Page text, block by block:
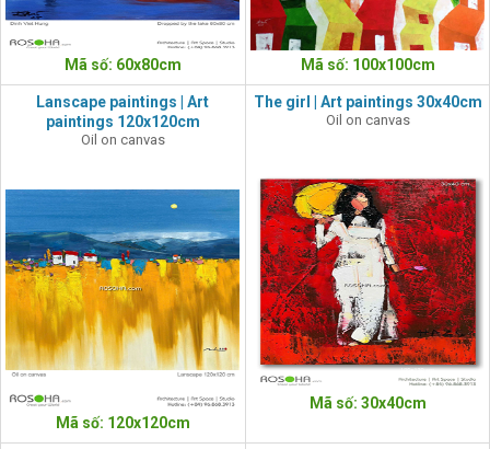
Mã số: 60x80cm Mã số: 100x100cm
Lanscape paintings | Art
paintings 120x120cm
Oil on canvas
Mã số: 120x120cm
The girl | Art paintings 30x40cm
Oil on canvas
Mã số: 30x40cm